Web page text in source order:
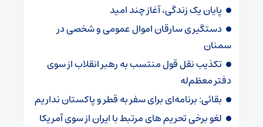
پایان یک زندگی، آغاز چند امید
دستگیری سارقان اموال عمومی و شخصی در
سمنان
تکذیب نقل قول منتسب به رهبر انقلاب از سوی
دفتر معظم‌له
بقائی: برنامه‌ای برای سفر به قطر و پاکستان نداریم
لغو برخی تحریم های مرتبط با ایران از سوی آمریکا